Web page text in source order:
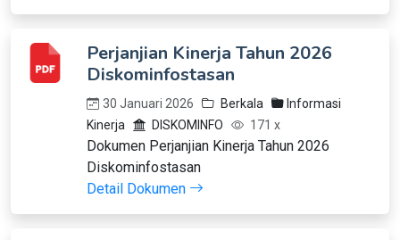
Perjanjian Kinerja Tahun 2026
Diskominfostasan
30 Januari 2026 Berkala
Informasi
Kinerja
DISKOMINFO 171 x
Dokumen Perjanjian Kinerja Tahun 2026
Diskominfostasan
Detail Dokumen